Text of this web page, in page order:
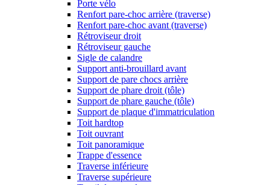
Porte vélo
Renfort pare-choc arrière (traverse)
Renfort pare-choc avant (traverse)
Rétroviseur droit
Rétroviseur gauche
Sigle de calandre
Support anti-brouillard avant
Support de pare chocs arrière
Support de phare droit (tôle)
Support de phare gauche (tôle)
Support de plaque d'immatriculation
Toit hardtop
Toit ouvrant
Toit panoramique
Trappe d'essence
Traverse inférieure
Traverse supérieure